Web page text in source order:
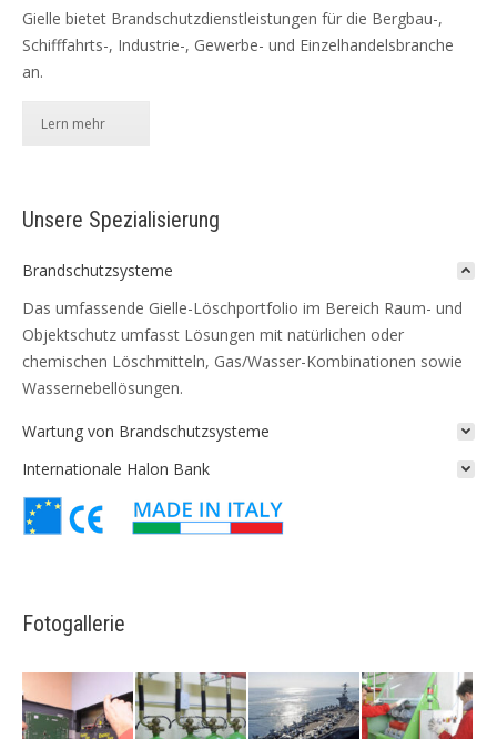
Gielle bietet Brandschutzdienstleistungen für die Bergbau-,
Schifffahrts-, Industrie-, Gewerbe- und Einzelhandelsbranche
an.
Lern mehr
Unsere Spezialisierung
Brandschutzsysteme
Das umfassende Gielle-Löschportfolio im Bereich Raum- und
Objektschutz umfasst Lösungen mit natürlichen oder
chemischen Löschmitteln, Gas/Wasser-Kombinationen sowie
Wassernebellösungen.
Wartung von Brandschutzsysteme
Internationale Halon Bank
Fotogallerie